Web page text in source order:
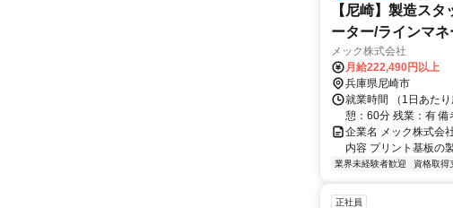
【尼崎】製造ス
ーター/ラインマ
メック株式会社
月給222,490円以上
兵庫県尼崎市
就業時間 （1日あた
憩：60分 残業：有 備
企業名 メック株式会
内容 プリント基板の
業界未経験者歓迎 資格取得
正社員